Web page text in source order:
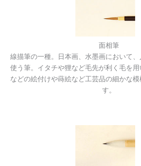
面相筆
線描筆の一種。日本画、水墨画において
使う筆。イタチや狸など毛先が利く毛を
などの絵付けや蒔絵など工芸品の細かな
す。